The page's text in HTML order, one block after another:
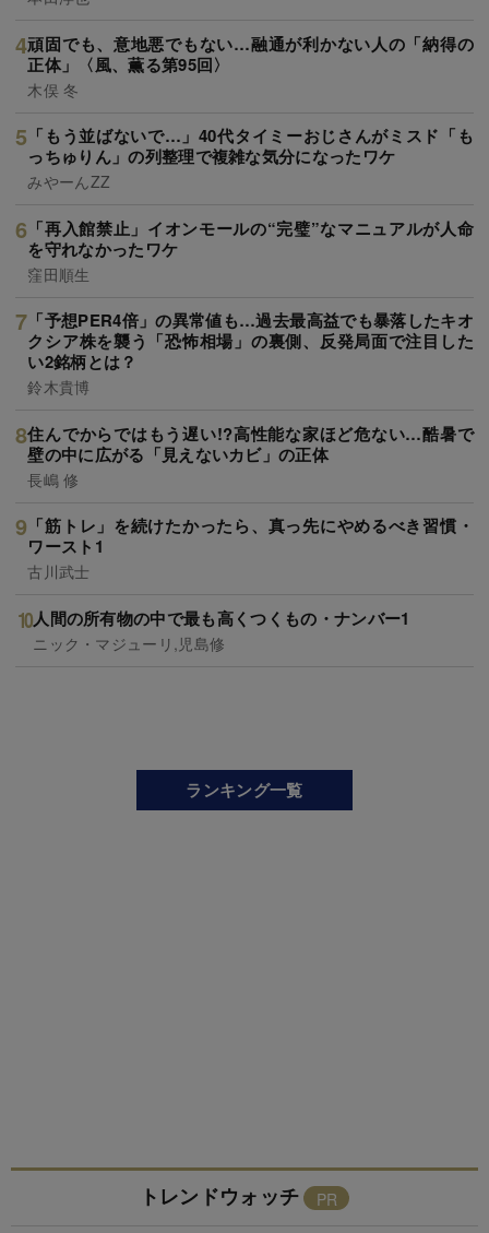
頑固でも、意地悪でもない…融通が利かない人の「納得の
正体」〈風、薫る第95回〉
木俣 冬
「もう並ばないで…」40代タイミーおじさんがミスド「も
っちゅりん」の列整理で複雑な気分になったワケ
みやーんZZ
「再入館禁止」イオンモールの“完璧”なマニュアルが人命
を守れなかったワケ
窪田順生
「予想PER4倍」の異常値も…過去最高益でも暴落したキオ
クシア株を襲う「恐怖相場」の裏側、反発局面で注目した
い2銘柄とは？
鈴木貴博
住んでからではもう遅い!?高性能な家ほど危ない…酷暑で
壁の中に広がる「見えないカビ」の正体
長嶋 修
「筋トレ」を続けたかったら、真っ先にやめるべき習慣・
ワースト1
古川武士
人間の所有物の中で最も高くつくもの・ナンバー1
ニック・マジューリ,児島修
ランキング一覧
トレンドウォッチ